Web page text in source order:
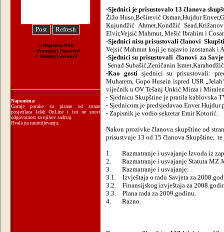
Napomena:
Gornje poruke su pisane od strane
posjetilaca Jelah OnLine i isti ne snosi
odgovornost za njihov sadrzaj.
Hvala na razumijevanju.
-Sjednici je prisustovalo 13 članova
Žižo Huso,Beširević Osman,Hujdur
Kujundžić Ahmet,Kondžić
Elvir,Vejsić Mahmut, Mešić Ibrahim i
-Sjednici nisu prisustovali članovi
Vejsić Mahmut koji je najavio izostanak i
-Sjednici su prisustovali članovi za
Senad Subašić,Zeničanin
-Kao gosti sjednici su prisustovali:
Muharem, Gopo Husein ispred USR
vijećnik u OV Tešanj Unkić Mirza i
- Sjednicu Skupštine je pratila kablovska
- Sjednicom je predsjedavao Enver Hujdur
- Zapisnik je vodio sekretar Emir Kotorić.
Nakon prozivke članova skupštine od
prisustvuje 13 od 15 članova Skupštine, te
1.
Razmatranje i usvajanje Izvoda iz
2.
Razmatranje i usvajanje Statuta MZ
3.
Razmatranje i usvajanje:
3.1.
Izvještaja o radu Savjeta za
3.2.
Finansijskog izvještaja za
3.3.
Plana rada za 2009.godinu.
4.
Razno.